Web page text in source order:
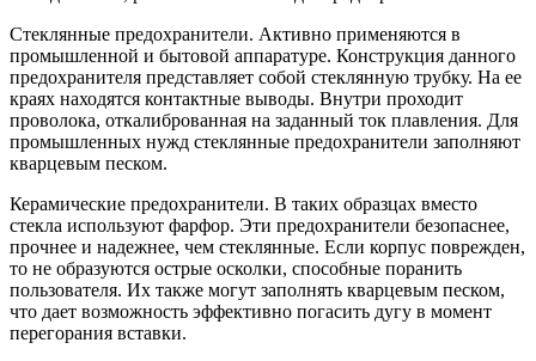
Стеклянные предохранители. Активно применяются в
промышленной и бытовой аппаратуре. Конструкция данного
предохранителя представляет собой стеклянную трубку. На ее
краях находятся контактные выводы. Внутри проходит
проволока, откалиброванная на заданный ток плавления. Для
промышленных нужд стеклянные предохранители заполняют
кварцевым песком.
Керамические предохранители. В таких образцах вместо
стекла используют фарфор. Эти предохранители безопаснее,
прочнее и надежнее, чем стеклянные. Если корпус поврежден,
то не образуются острые осколки, способные поранить
пользователя. Их также могут заполнять кварцевым песком,
что дает возможность эффективно погасить дугу в момент
перегорания вставки.